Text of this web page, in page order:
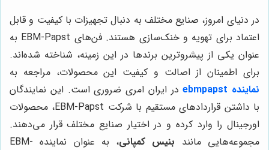
در دنیای امروز، صنایع مختلف به دنبال تجهیزات با کیفیت و قابل
اعتماد برای تهویه و خنک‌سازی هستند. فن‌های EBM-Papst به
عنوان یکی از پیشروترین برندها در این زمینه، شناخته شده‌اند.
برای اطمینان از اصالت و کیفیت این محصولات، مراجعه به
نماینده ebmpapst
در ایران امری ضروری است. این نمایندگان
با داشتن قراردادهای مستقیم با شرکت EBM-Papst، محصولات
اورجینال را وارد کرده و در اختیار صنایع مختلف قرار می‌دهند.
مجموعه‌هایی مانند بنیس کمپانی
، به عنوان نماینده EBM-